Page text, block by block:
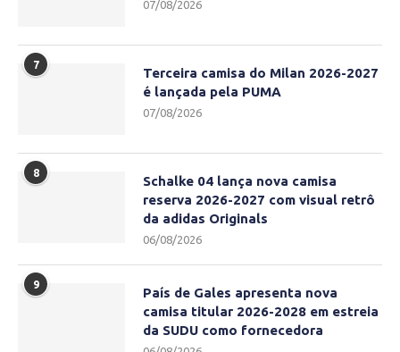
07/08/2026
7
Terceira camisa do Milan 2026-2027
é lançada pela PUMA
07/08/2026
8
Schalke 04 lança nova camisa
reserva 2026-2027 com visual retrô
da adidas Originals
06/08/2026
9
País de Gales apresenta nova
camisa titular 2026-2028 em estreia
da SUDU como fornecedora